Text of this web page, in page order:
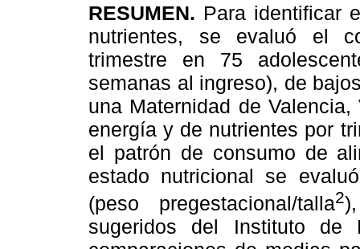
RESUMEN. Para identificar
nutrientes, se evaluó el
trimestre en 75
semanas al ingreso), de
una Maternidad de
energía y de nutrientes por
el patrón de consumo de
estado nutricional se
(peso pregestacional/talla2
sugeridos del Instituto de